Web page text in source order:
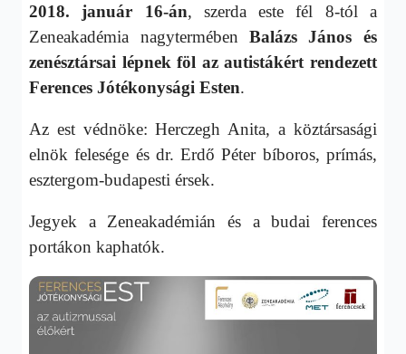
2018. január 16-án, szerda este fél 8-tól a
Zeneakadémia nagytermében Balázs János és
zenésztársai lépnek föl az autistákért rendezett
Ferences Jótékonysági Esten.
Az est védnöke: Herczegh Anita, a köztársasági
elnök felesége és dr. Erdő Péter bíboros, prímás,
esztergom-budapesti érsek.
Jegyek a Zeneakadémián és a budai ferences
portákon kaphatók.